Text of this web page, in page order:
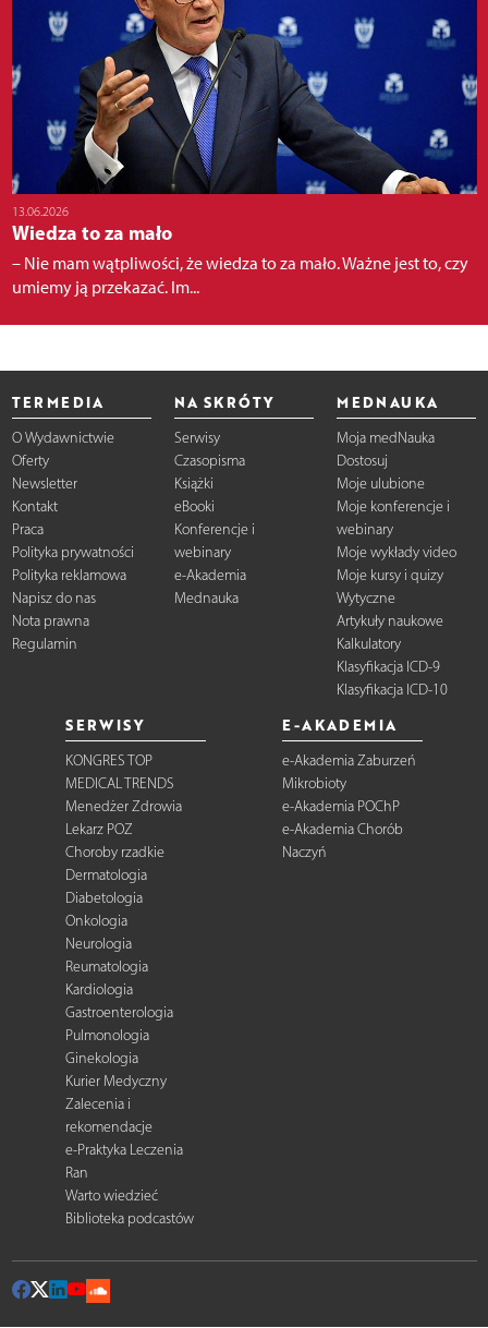
13.06.2026
Wiedza to za mało
– Nie mam wątpliwości, że wiedza to za mało. Ważne jest to, czy
umiemy ją przekazać. Im...
TERMEDIA
O Wydawnictwie
Oferty
Newsletter
Kontakt
Praca
Polityka prywatności
Polityka reklamowa
Napisz do nas
Nota prawna
Regulamin
NA SKRÓTY
Serwisy
Czasopisma
Książki
eBooki
Konferencje i
webinary
e-Akademia
Mednauka
MEDNAUKA
Moja medNauka
Dostosuj
Moje ulubione
Moje konferencje i
webinary
Moje wykłady video
Moje kursy i quizy
Wytyczne
Artykuły naukowe
Kalkulatory
Klasyfikacja ICD-9
Klasyfikacja ICD-10
SERWISY
KONGRES TOP
MEDICAL TRENDS
Menedżer Zdrowia
Lekarz POZ
Choroby rzadkie
Dermatologia
Diabetologia
Onkologia
Neurologia
Reumatologia
Kardiologia
Gastroenterologia
Pulmonologia
Ginekologia
Kurier Medyczny
Zalecenia i
rekomendacje
e-Praktyka Leczenia
Ran
Warto wiedzieć
Biblioteka podcastów
E-AKADEMIA
e-Akademia Zaburzeń
Mikrobioty
e-Akademia POChP
e-Akademia Chorób
Naczyń